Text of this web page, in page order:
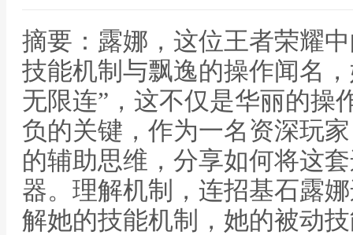
摘要：露娜，这位王者荣耀
技能机制与飘逸的操作闻名
无限连”，这不仅是华丽的操
负的关键，作为一名资深玩
的辅助思维，分享如何将这
器。理解机制，连招基石露
解她的技能机制，她的被动